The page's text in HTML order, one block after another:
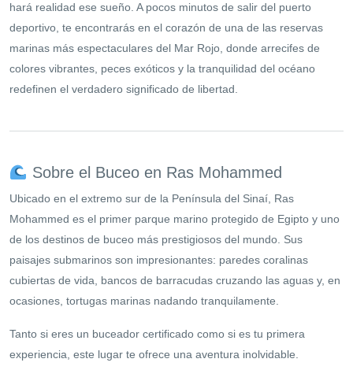
hará realidad ese sueño. A pocos minutos de salir del puerto
deportivo, te encontrarás en el corazón de una de las reservas
marinas más espectaculares del Mar Rojo, donde arrecifes de
colores vibrantes, peces exóticos y la tranquilidad del océano
redefinen el verdadero significado de libertad.
Sobre el Buceo en Ras Mohammed
Ubicado en el extremo sur de la Península del Sinaí, Ras
Mohammed es el primer parque marino protegido de Egipto y uno
de los destinos de buceo más prestigiosos del mundo. Sus
paisajes submarinos son impresionantes: paredes coralinas
cubiertas de vida, bancos de barracudas cruzando las aguas y, en
ocasiones, tortugas marinas nadando tranquilamente.
Tanto si eres un buceador certificado como si es tu primera
experiencia, este lugar te ofrece una aventura inolvidable.